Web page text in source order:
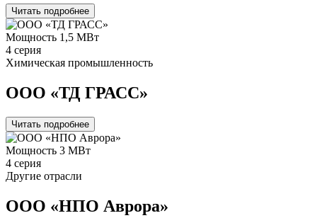
Читать подробнее
Мощность 1,5 МВт
4 серия
Химическая промышленность
ООО «ТД ГРАСС»
Читать подробнее
Мощность 3 МВт
4 серия
Другие отрасли
ООО «НПО Аврора»